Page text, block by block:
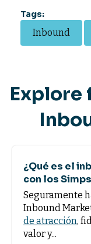
Tags:
Inbound
Explore
¿Qué es el
con los
Seguramente
Inbound
de atracción,
valor y...